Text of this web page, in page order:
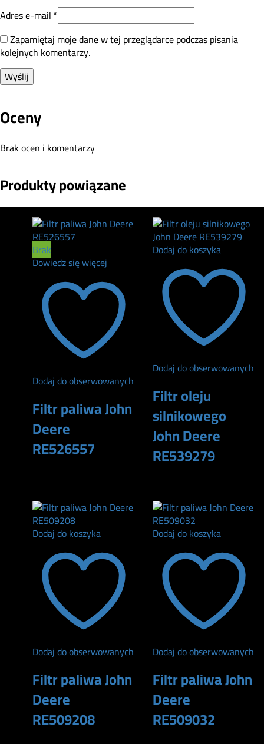
Adres e-mail *
Zapamiętaj moje dane w tej przeglądarce podczas pisania
kolejnych komentarzy.
Oceny
Brak ocen i komentarzy
Produkty powiązane
Brak
Dowiedz się więcej
Dodaj do obserwowanych
Filtr paliwa John
Deere
RE526557
Dodaj do koszyka
Dodaj do obserwowanych
Filtr oleju
silnikowego
John Deere
RE539279
Dodaj do koszyka
Dodaj do obserwowanych
Filtr paliwa John
Deere
RE509208
Dodaj do koszyka
Dodaj do obserwowanych
Filtr paliwa John
Deere
RE509032